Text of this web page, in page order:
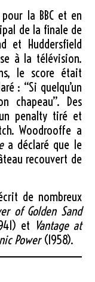
la BBC et en
de la finale de
et Huddersfield
à la télévision.
le score était
: “Si quelqu’un
chapeau”. Des
penalty tiré et
Woodrooffe a
a déclaré que le
recouvert de
de nombreux
of Golden Sand
et Vantage at
Power(1958).